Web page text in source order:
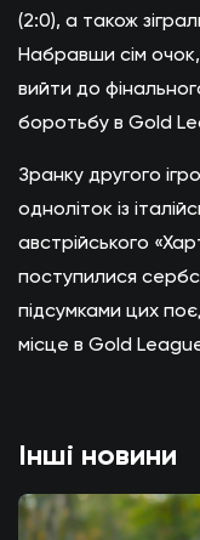
(2:0), а також
Набравши сім
вийти до
боротьбу в Gold
Зранку другого
одноліток із
австрійського
поступилися
підсумками цих
місце в Gold
Інші новини